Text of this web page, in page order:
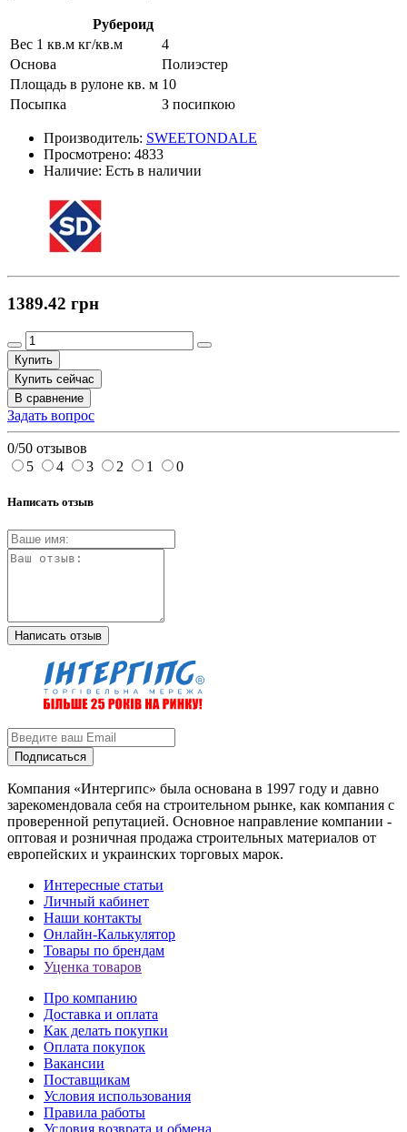
Рубероид
Вес 1 кв.м кг/кв.м
4
Основа
Полиэстер
Площадь в рулоне кв. м 10
Посыпка
З посипкою
Производитель: SWEETONDALE
Просмотрено: 4833
Наличие: Есть в наличии
1389.42 грн
Купить
Купить сейчас
В сравнение
Задать вопрос
0/50 отзывов
5
4 3 2 1 0
Написать отзыв
Написать отзыв
Подписаться
Компания «Интергипс» была основана в 1997 году и давно
зарекомендовала себя на строительном рынке, как компания с
проверенной репутацией. Основное направление компании -
оптовая и розничная продажа строительных материалов от
европейских и украинских торговых марок.
Интересные статьи
Личный кабинет
Наши контакты
Онлайн-Калькулятор
Товары по брендам
Уценка товаров
Про компанию
Доставка и оплата
Как делать покупки
Оплата покупок
Вакансии
Поставщикам
Условия использования
Правила работы